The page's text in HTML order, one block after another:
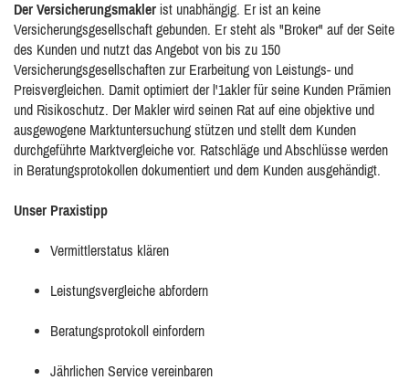
Der Versicherungsmakler ist unabhängig. Er ist an keine
Versicherungsgesellschaft gebunden. Er steht als "Broker" auf der Seite
des Kunden und nutzt das Angebot von bis zu 150
Versicherungsgesellschaften zur Erarbeitung von Leistungs- und
Preisvergleichen. Damit optimiert der l'1akler für seine Kunden Prämien
und Risikoschutz. Der Makler wird seinen Rat auf eine objektive und
ausgewogene Marktuntersuchung stützen und stellt dem Kunden
durchgeführte Marktvergleiche vor. Ratschläge und Abschlüsse werden
in Beratungsprotokollen dokumentiert und dem Kunden ausgehändigt.
Unser Praxistipp
Vermittlerstatus klären
Leistungsvergleiche abfordern
Beratungsprotokoll einfordern
Jährlichen Service vereinbaren